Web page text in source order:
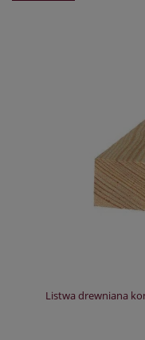
Listwa drewniana